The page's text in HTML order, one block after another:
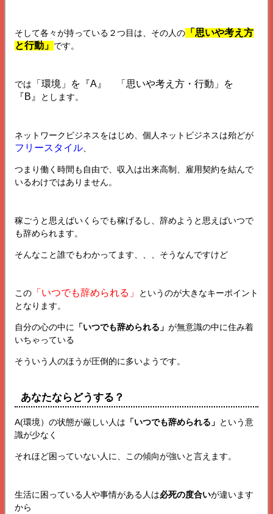
そして各々が持っている２つ目は、その人の「思いや考え方
と行動」 です。
では 「環境」を『A』 「思いや考え方・行動」を
『B』
とします。
ネットワークビジネスをはじめ、個人ネットビジネスは殆どが
フリースタイル、
つまり働く時間も自由で、収入は出来高制、雇用契約を結んで
いるわけではありません。
稼ごうと思えばいくらでも稼げるし、辞めようと思えばいつで
も辞められます。
そんなこと誰でもわかってます、、、そうなんですけど
この「いつでも辞められる」
というのが大きなキーポイント
となります。
自分の心の中に 「いつでも辞められる」 が無意識の中に住み着
いちゃっている
そういう人のほうが圧倒的に多いようです。
あなたならどうする？
A(環境）の状態が厳しい人は 「いつでも辞められる」 という意
識が少なく
それほど困っていない人に、この傾向が強いと言えます。
生活に困っている人や事情がある人は必死の度合いが違います
から